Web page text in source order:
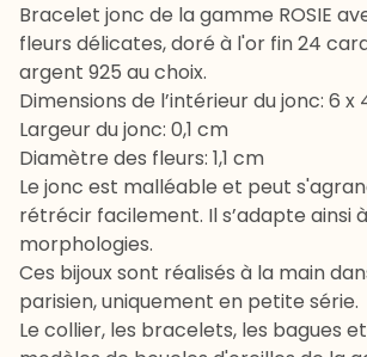
Bracelet jonc de la gamme ROSIE
fleurs délicates, doré à l'or fin 24
argent 925 au choix.
Dimensions de l’intérieur du jonc: 6 x
Largeur du jonc: 0,1 cm
Diamètre des fleurs: 1,1 cm
Le jonc est malléable et peut
rétrécir facilement. Il s’adapte ainsi
morphologies.
Ces bijoux sont réalisés à la main
parisien, uniquement en petite série.
Le collier, les bracelets, les bagues